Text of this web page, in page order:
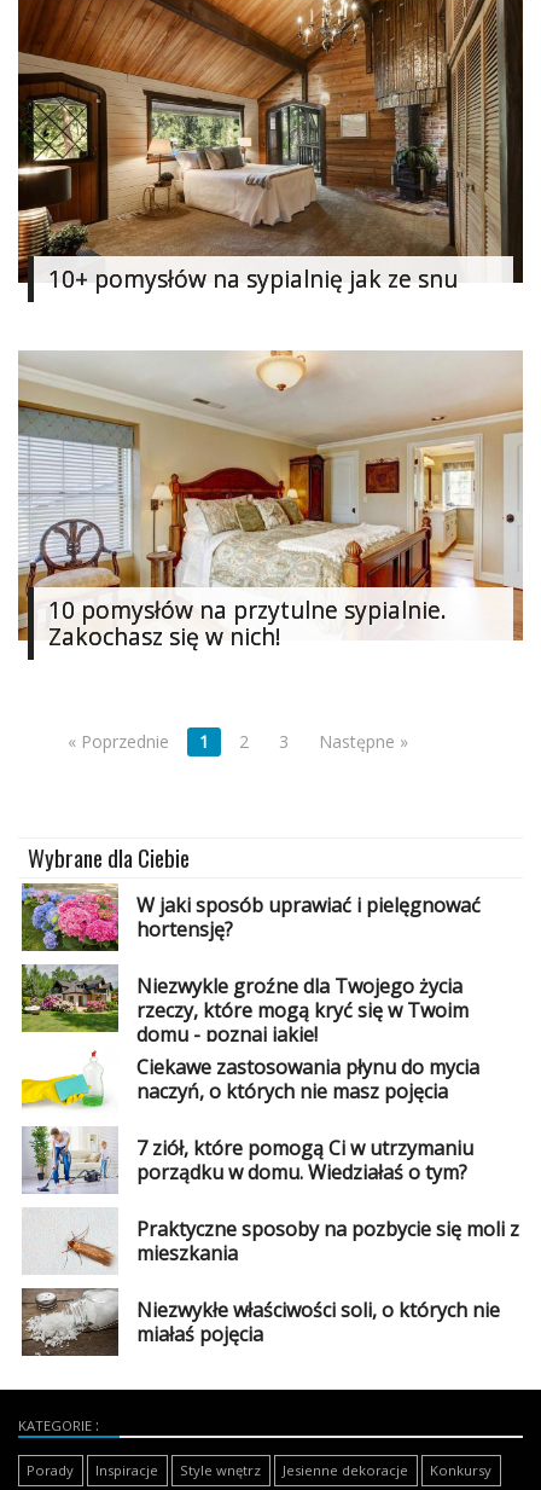
10+ pomysłów na sypialnię jak ze snu
10 pomysłów na przytulne sypialnie.
Zakochasz się w nich!
« Poprzednie 1 2 3 Następne »
Wybrane dla Ciebie
W jaki sposób uprawiać i pielęgnować
hortensję?
Niezwykle groźne dla Twojego życia
rzeczy, które mogą kryć się w Twoim
domu - poznaj jakie!
Ciekawe zastosowania płynu do mycia
naczyń, o których nie masz pojęcia
7 ziół, które pomogą Ci w utrzymaniu
porządku w domu. Wiedziałaś o tym?
Praktyczne sposoby na pozbycie się moli z
mieszkania
Niezwykłe właściwości soli, o których nie
miałaś pojęcia
KATEGORIE
Porady Inspiracje Style wnętrz Jesienne dekoracje Konkursy